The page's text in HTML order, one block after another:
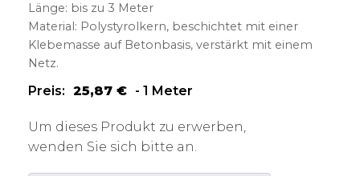
Länge: bis zu 3 Meter
Material: Polystyrolkern, beschichtet mit einer
Klebemasse auf Betonbasis, verstärkt mit einem
Netz.
Preis: 25,87 € - 1 Meter
Um dieses Produkt zu erwerben,
wenden Sie sich bitte an.